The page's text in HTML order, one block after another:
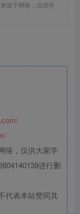
源于网络，仅供学
络，仅供大家学
进行删
代表本站赞同其